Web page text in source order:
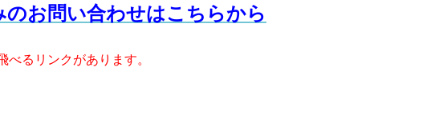
のお問い合わせはこちらから
るリンクがあります。